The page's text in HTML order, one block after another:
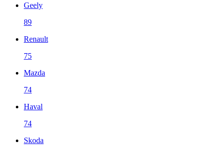
Geely
89
Renault
75
Mazda
74
Haval
74
Skoda